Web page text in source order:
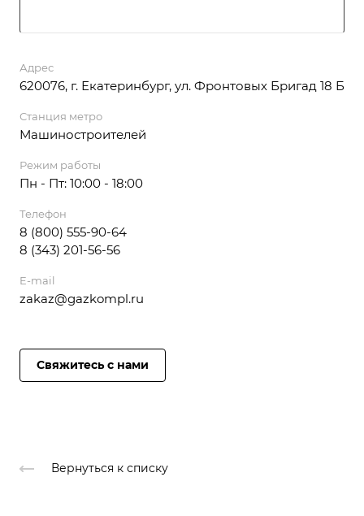
Адрес
620076, г. Екатеринбург, ул. Фронтовых Бригад 18 Б
Станция метро
Машиностроителей
Режим работы
Пн - Пт: 10:00 - 18:00
Телефон
8 (800) 555-90-64
8 (343) 201-56-56
E-mail
zakaz@gazkompl.ru
Свяжитесь с нами
Вернуться к списку